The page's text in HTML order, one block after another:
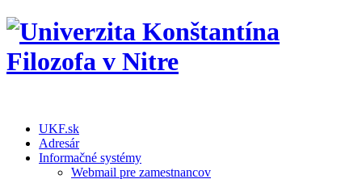
UKF.sk
Adresár
Informačné systémy
Webmail pre zamestnancov